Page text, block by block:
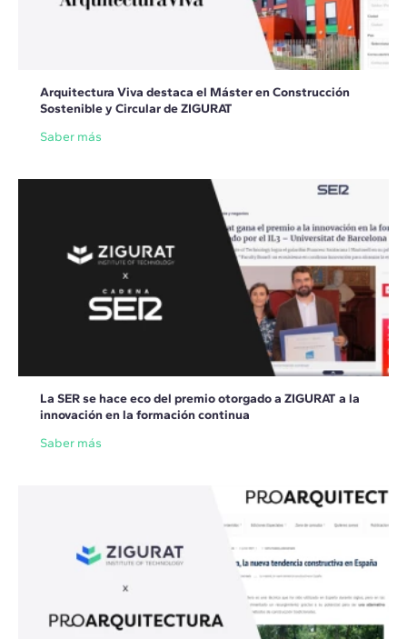
Arquitectura Viva destaca el Máster en Construcción
Sostenible y Circular de ZIGURAT
Saber más
La SER se hace eco del premio otorgado a ZIGURAT a la
innovación en la formación continua
Saber más